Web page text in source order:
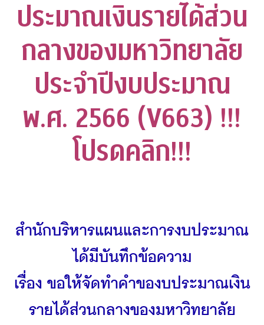
ประมาณเงินรายได้ส่วน
กลางของมหาวิทยาลัย
ประจำปีงบประมาณ
พ.ศ. 2566 (V663) !!!
โปรดคลิก!!!
สำนักบริหารแผนและการงบประมาณ
ได้มีบันทึกข้อความ
เรื่อง ขอให้จัดทำคำของบประมาณเงิน
รายได้ส่วนกลางของมหาวิทยาลัย